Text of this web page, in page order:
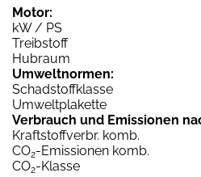
Motor:
kW / PS
Treibstoff
Hubraum
Umweltnormen:
Schadstoffklasse
Umweltplakette
Verbrauch und Emissionen
Kraftstoffverbr. komb.
CO2-Emissionen komb.
CO2-Klasse